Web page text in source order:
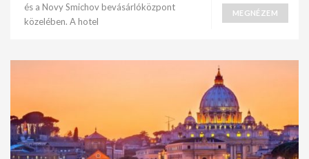
és a Novy Smichov bevásárlóközpont
közelében. A hotel
MEGNÉZEM